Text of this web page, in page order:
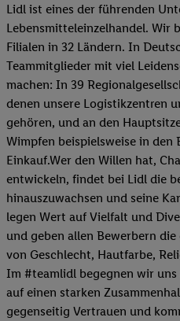
Lidl ist eines der führenden
Lebensmitteleinzelhandel. Wir
Filialen in 32 Ländern. In
Teammitglieder mit viel
machen: In 39
denen unsere Logistikzentren
gehören, und an den
Wimpfen beispielsweise in
Einkauf.Wer den Willen hat,
entwickeln, findet bei Lidl die
hinauszuwachsen und seine
legen Wert auf Vielfalt und
und geben allen Bewerbern
von Geschlecht, Hautfarbe,
Im #teamlidl begegnen wir
auf einen starken
gegenseitig Vertrauen und